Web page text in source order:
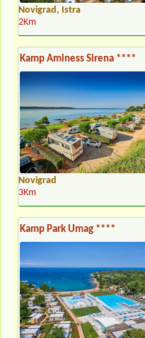
Novigrad, Istra
2Km
Kamp Aminess Sirena ****
Novigrad
3Km
Kamp Park Umag ****